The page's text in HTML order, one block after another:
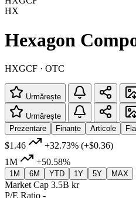
HX
Hexagon
HXGCF · OTC
Urmărește
Urmărește
Prezentare
Finanțe Articole
$1.46 +32.73% (+$0.36)
1M
+50.58%
1M 6M YTD 1Y 5Y MAX
Market Cap 3.5B kr
P/E Ratio -